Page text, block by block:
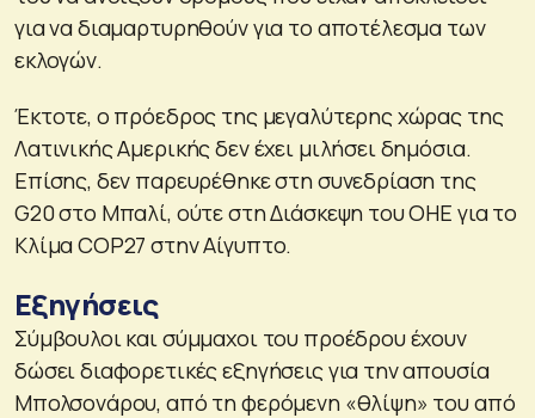
για να διαμαρτυρηθούν για το αποτέλεσμα των
εκλογών.
Έκτοτε, ο πρόεδρος της μεγαλύτερης χώρας της
Λατινικής Αμερικής δεν έχει μιλήσει δημόσια.
Επίσης, δεν παρευρέθηκε στη συνεδρίαση της
G20 στο Μπαλί, ούτε στη Διάσκεψη του ΟΗΕ για το
Κλίμα COP27 στην Αίγυπτο.
Εξηγήσεις
Σύμβουλοι και σύμμαχοι του προέδρου έχουν
δώσει διαφορετικές εξηγήσεις για την απουσία
Μπολσονάρου, από τη φερόμενη «θλίψη» του από